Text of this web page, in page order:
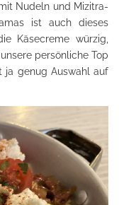
Nudeln und Mizitra-
ist auch dieses
Käsecreme würzig,
persönliche Top
ja genug Auswahl auf